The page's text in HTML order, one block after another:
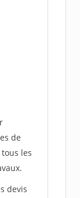
de
les
devis